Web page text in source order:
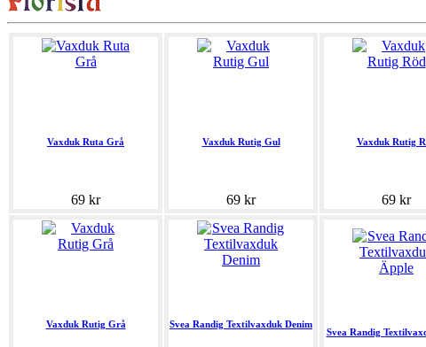
Vaxduk Ruta Grå
69 kr
Vaxduk Rutig Gul
69 kr
Vaxduk Rutig
69 kr
Vaxduk Rutig Grå Svea Randig Textilvaxduk Denim
Svea Randig